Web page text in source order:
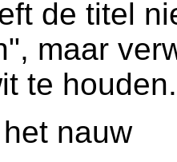
de titel
maar
te houden.
nauw